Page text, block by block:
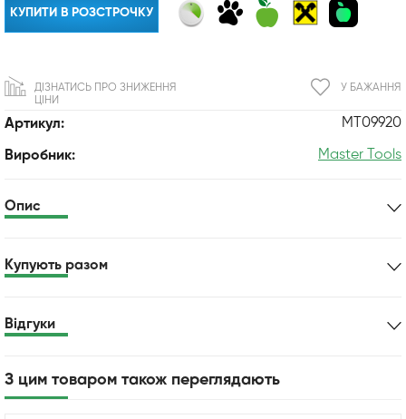
Артикул: MT09920
Виробник: Master Tools
КУПИТИ В РОЗСТРОЧКУ
У БАЖАННЯ
ДІЗНАТИСЬ ПРО ЗНИЖЕННЯ
ЦІНИ
Опис
Купують разом
Відгуки
З цим товаром також переглядають